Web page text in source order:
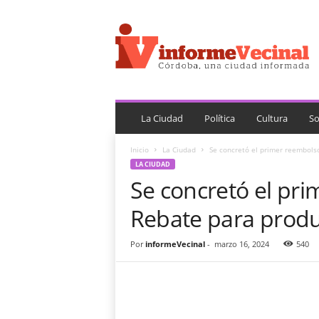
n
f
o
e
e
La Ciudad Política Cultura
Inicio La Ciudad Se concretó el primer
LA CIUDAD
Se concretó el
Rebate para
Por informeVecinal- marzo 16, 2024 540